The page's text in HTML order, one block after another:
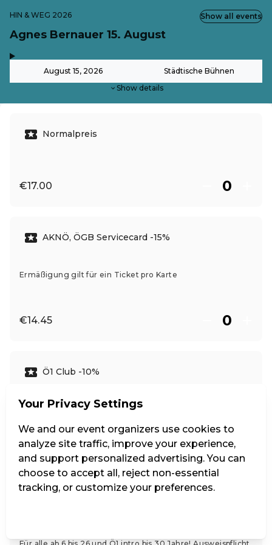
HIN & WEG 2026
Agnes Bernauer 15. August
August 15, 2026 Städtische Bühnen
Show details
Show all events
Normalpreis
€17.00
AKNÖ, ÖGB Servicecard -15%
Ermäßigung gilt für ein Ticket pro Karte
€14.45
Ö1 Club -10%
Ermäßigung gilt für max. 2 Tickets pro Club-Karte
€15.30
Your Privacy Settings
We and our event organizers use cookies to
analyze site traffic, improve your experience,
and support personalized advertising. You can
choose to accept all, reject non-essential
tracking, or customize your preferences.